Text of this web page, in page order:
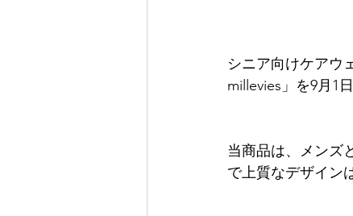
シニア向けケアウ
millevies」を9月1
当商品は、メンズ
で上質なデザイン